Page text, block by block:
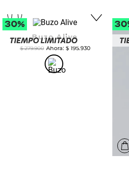
Buzo Alive
$ 279.900 $ 195.930